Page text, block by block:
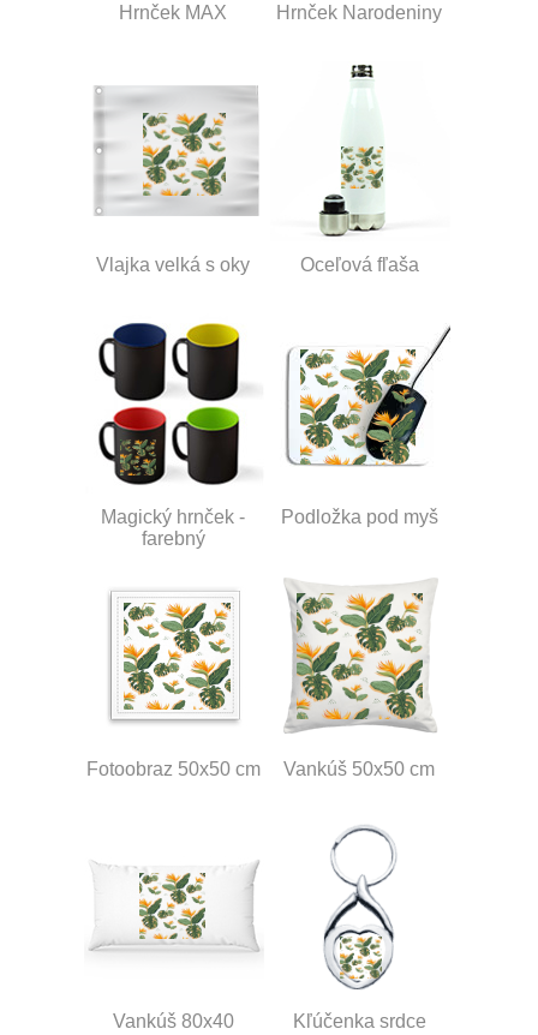
Hrnček MAX Hrnček Narodeniny
Vlajka velká s oky Oceľová fľaša
Magický hrnček -
farebný
Podložka pod myš
Fotoobraz 50x50 cm Vankúš 50x50 cm
Vankúš 80x40 Kľúčenka srdce